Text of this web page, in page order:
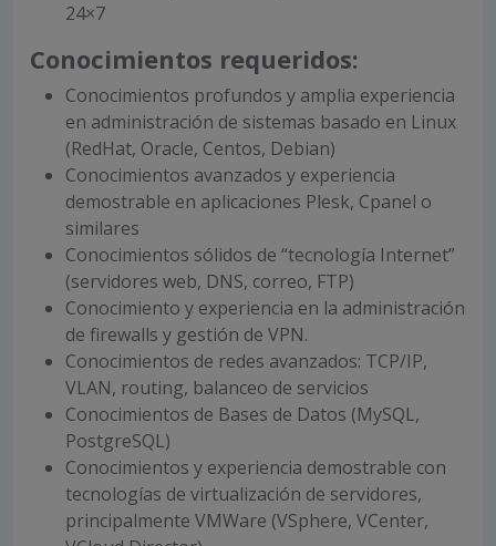
24×7
Conocimientos requeridos:
Conocimientos profundos y amplia experiencia
en administración de sistemas basado en Linux
(RedHat, Oracle, Centos, Debian)
Conocimientos avanzados y experiencia
demostrable en aplicaciones Plesk, Cpanel o
similares
Conocimientos sólidos de “tecnología Internet”
(servidores web, DNS, correo, FTP)
Conocimiento y experiencia en la administración
de firewalls y gestión de VPN.
Conocimientos de redes avanzados: TCP/IP,
VLAN, routing, balanceo de servicios
Conocimientos de Bases de Datos (MySQL,
PostgreSQL)
Conocimientos y experiencia demostrable con
tecnologías de virtualización de servidores,
principalmente VMWare (VSphere, VCenter,